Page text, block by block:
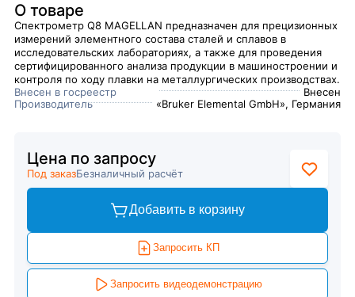
О товаре
Спектрометр Q8 MAGELLAN предназначен для прецизионных
измерений элементного состава сталей и сплавов в
исследовательских лабораториях, а также для проведения
сертифицированного анализа продукции в машиностроении и
контроля по ходу плавки на металлургических производствах.
Внесен в госреестр
Внесен
Производитель
«Bruker Elemental GmbH», Германия
Цена по запросу
Под заказБезналичный расчёт
Добавить в корзину
Запросить КП
Запросить видеодемонстрацию